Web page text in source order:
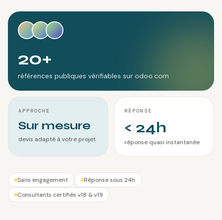
20+
références publiques vérifiables sur odoo.com
APPROCHE
Sur mesure
devis adapté à votre projet
RÉPONSE
< 24h
réponse quasi instantanée
Sans engagement
Réponse sous 24h
Consultants certifiés v18 & v19